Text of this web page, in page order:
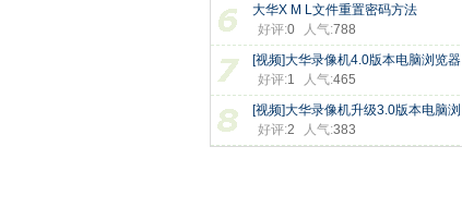
大华X M L文件重置密码方法
好评:0 人气:788
[视频]大华录像机4.0版本电脑浏览器
好评:1 人气:465
[视频]大华录像机升级3.0版本电脑浏
好评:2 人气:383